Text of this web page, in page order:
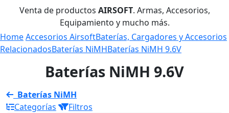
Venta de productos AIRSOFT. Armas, Accesorios,
Equipamiento y mucho más.
HomeAccesorios AirsoftBaterías, Cargadores y Accesorios
RelacionadosBaterías NiMHBaterías NiMH 9.6V
Baterías NiMH 9.6V
Baterías NiMH
Categorías
Filtros